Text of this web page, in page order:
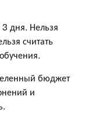
3 дня. Нельзя
считать
бюджет
и